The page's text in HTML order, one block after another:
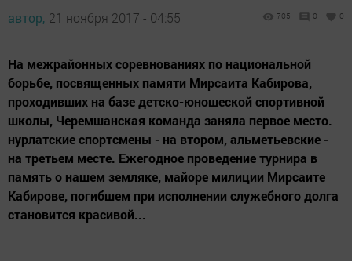
автор, 21 ноября 2017 - 04:55 705 0 0
На межрайонных соревнованиях по национальной
борьбе, посвященных памяти Мирсаита Кабирова,
проходивших на базе детско-юношеской спортивной
школы, Черемшанская команда заняла первое место.
нурлатские спортсмены - на втором, альметьевские -
на третьем месте. Ежегодное проведение турнира в
память о нашем земляке, майоре милиции Мирсаите
Кабирове, погибшем при исполнении служебного долга
становится красивой...